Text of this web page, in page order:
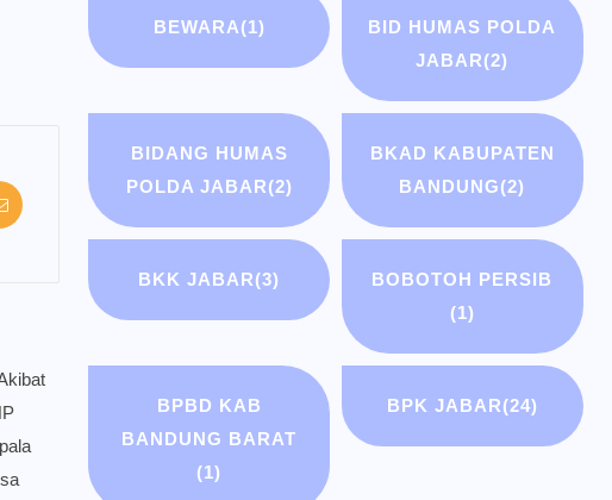
BEWARA(1)
BID HUMAS POLDA
JABAR(2)
BIDANG HUMAS
POLDA JABAR(2)
BKAD KABUPATEN
BANDUNG(2)
BKK JABAR(3)
BOBOTOH PERSIB
(1)
BPBD KAB
BANDUNG BARAT
(1)
BPK JABAR(24)